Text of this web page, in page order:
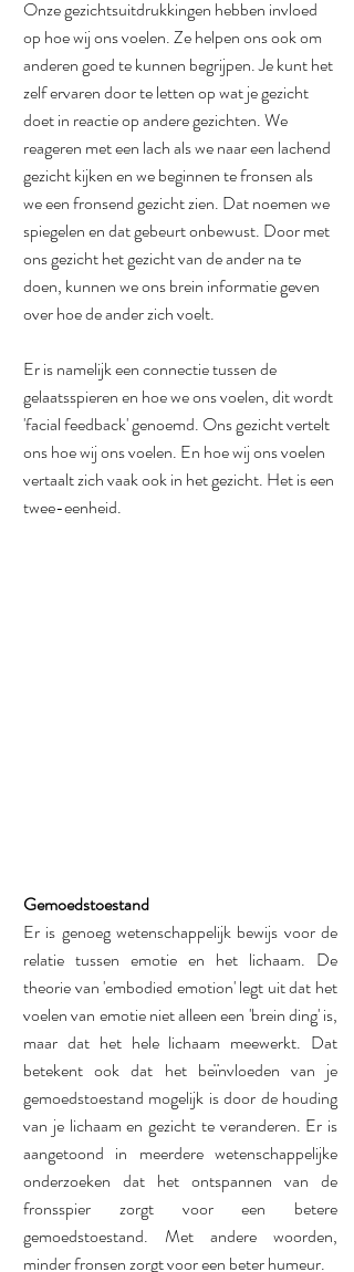
Onze gezichtsuitdrukkingen hebben invloed
op hoe wij ons voelen. Ze helpen ons ook om
anderen goed te kunnen begrijpen. Je kunt het
zelf ervaren door te letten op wat je gezicht
doet in reactie op andere gezichten. We
reageren met een lach als we naar een lachend
gezicht kijken en we beginnen te fronsen als
we een fronsend gezicht zien. Dat noemen we
spiegelen en dat gebeurt onbewust. Door met
ons gezicht het gezicht van de ander na te
doen, kunnen we ons brein informatie geven
over hoe de ander zich voelt.
Er is namelijk een connectie tussen de
gelaatsspieren en hoe we ons voelen, dit wordt
'facial feedback' genoemd. Ons gezicht vertelt
ons hoe wij ons voelen. En hoe wij ons voelen
vertaalt zich vaak ook in het gezicht. Het is een
twee-eenheid.
Gemoedstoestand
Er is genoeg wetenschappelijk bewijs voor de
relatie tussen emotie en het lichaam. De
theorie van 'embodied emotion' legt uit dat het
voelen van emotie niet alleen een 'brein ding' is,
maar dat het hele lichaam meewerkt. Dat
betekent ook dat het beïnvloeden van je
gemoedstoestand mogelijk is door de houding
van je lichaam en gezicht te veranderen. Er is
aangetoond in meerdere wetenschappelijke
onderzoeken dat het ontspannen van de
fronsspier zorgt voor een betere
gemoedstoestand. Met andere woorden,
minder fronsen zorgt voor een beter humeur.